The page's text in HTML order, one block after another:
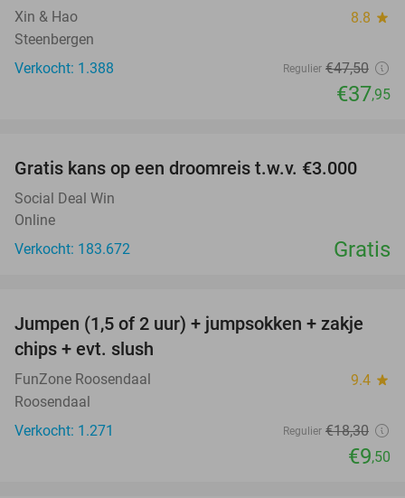
Xin & Hao 8.8 star
Steenbergen
Verkocht: 1.388
Regulier €47,50
€37,95
Gratis kans op een droomreis t.w.v. €3.000
Social Deal Win
Online
Verkocht: 183.672
Gratis
48%
Jumpen (1,5 of 2 uur) + jumpsokken + zakje
chips + evt. slush
FunZone Roosendaal 9.4 star
Roosendaal
Verkocht: 1.271
Regulier €18,30
€9,50